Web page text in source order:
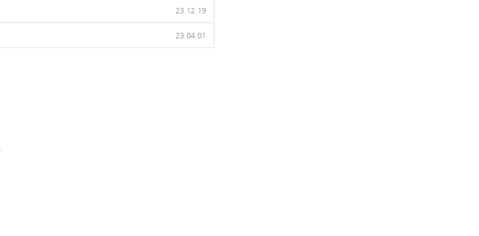
23.12.19
23.04.01